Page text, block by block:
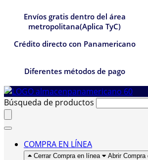
Envíos gratis dentro del área
metropolitana(Aplica TyC)
Crédito directo con Panamericano
Diferentes métodos de pago
Búsqueda de productos
COMPRA EN LÍNEA
Cerrar Compra en línea Abrir Compra